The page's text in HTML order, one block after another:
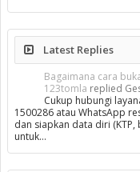
Latest Replies
Bagaimana cara
123tomla replied
Cukup hubungi
1500286 atau WhatsApp
dan siapkan data diri
untuk…